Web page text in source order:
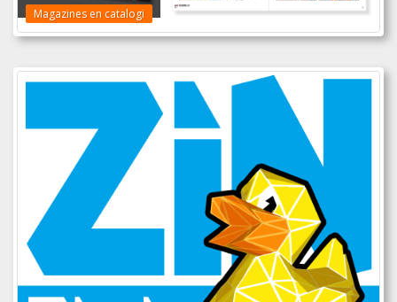
Magazines en catalogi